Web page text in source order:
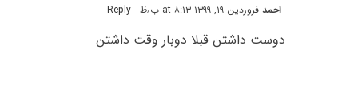
احمدفروردین ۱۹, ۱۳۹۹ at ۸:۱۳ ب٫ظ - Reply
دوست داشتن قبلا دوبار وقت داشتن